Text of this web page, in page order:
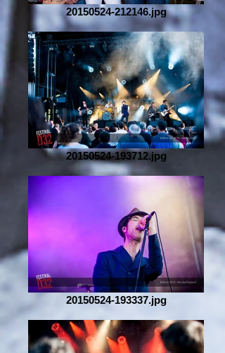
20150524-212146.jpg
20150524-193712.jpg
20150524-193337.jpg